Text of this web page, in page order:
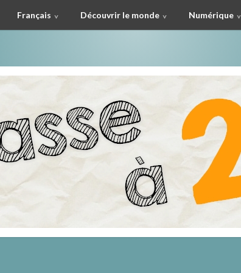
Français Découvrir le monde Numérique